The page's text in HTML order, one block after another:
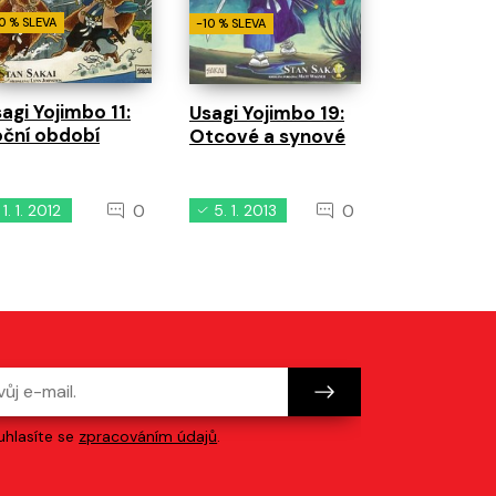
% SLEVA
Yojimbo 11:
období
1. 1. 2012 0
-10 % SLEVA
Usagi Yojimbo 19:
Otcové a synové
5. 1. 2013 0
se zpracováním údajů.